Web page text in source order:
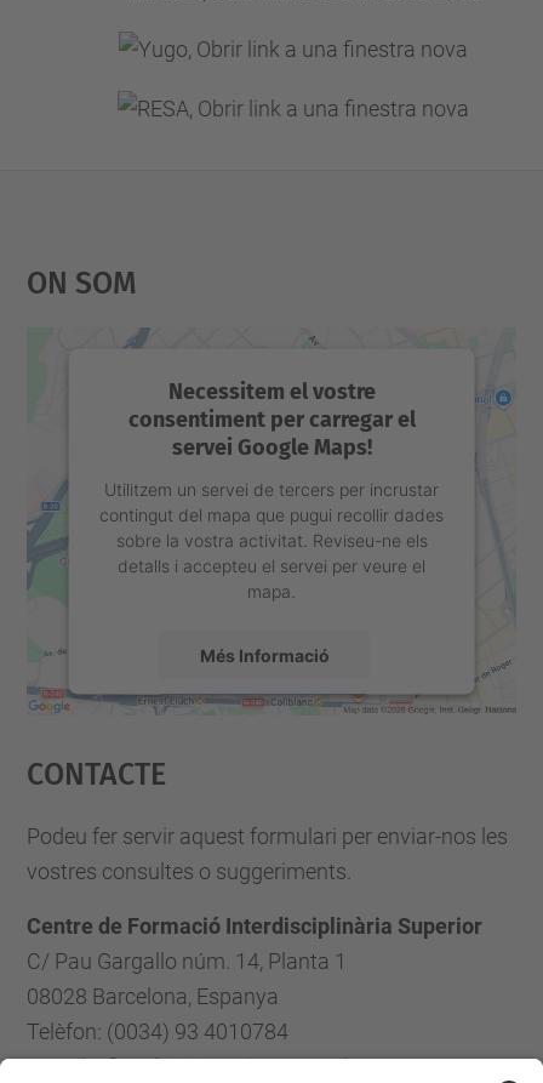
On Som
Necessitem el vostre
consentiment per carregar el
servei Google Maps!
Utilitzem un servei de tercers per incrustar
contingut del mapa que pugui recollir dades
sobre la vostra activitat. Reviseu-ne els
detalls i accepteu el servei per veure el
mapa.
Més Informació
powered by
Contacte
Podeu fer servir aquest formulari per enviar-nos les
vostres consultes o suggeriments.
Centre de Formació Interdisciplinària Superior
C/ Pau Gargallo núm. 14, Planta 1
08028 Barcelona, Espanya
Telèfon: (0034) 93 4010784
E-mail: cfis.administracio@upc.edu